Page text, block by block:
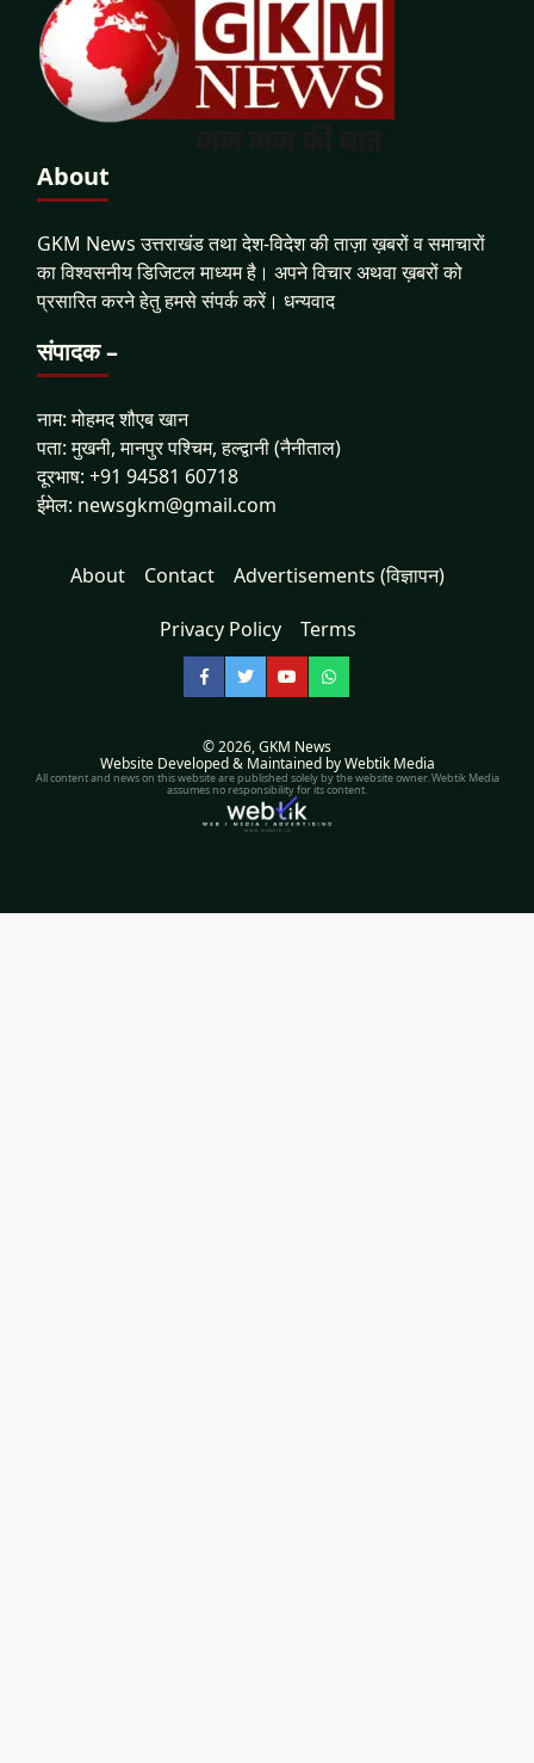
About
GKM News उत्तराखंड तथा देश-विदेश की ताज़ा ख़बरों व समाचारों
का विश्वसनीय डिजिटल माध्यम है। अपने विचार अथवा ख़बरों को
प्रसारित करने हेतु हमसे संपर्क करें। धन्यवाद
संपादक –
नाम: मोहमद शौएब खान
पता: मुखनी, मानपुर पश्चिम, हल्द्वानी (नैनीताल)
दूरभाष: +91 94581 60718
ईमेल: newsgkm@gmail.com
About Contact Advertisements (विज्ञापन)
Privacy Policy Terms
Facebook
TwitterYouTubeWhatsApp
© 2026,GKM News
Website Developed & Maintained by Webtik Media
All content and news on this website are published solely by the website owner. Webtik Media
assumes no responsibility for its content.